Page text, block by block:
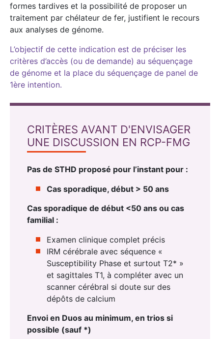
formes tardives et la possibilité de proposer un
traitement par chélateur de fer, justifient le recours
aux analyses de génome.
L’objectif de cette indication est de préciser les
critères d’accès (ou de demande) au séquençage
de génome et la place du séquençage de panel de
1ère intention.
CRITÈRES AVANT D'ENVISAGER
UNE DISCUSSION EN RCP-FMG
Pas de STHD proposé pour l’instant pour :
Cas sporadique, début > 50 ans
Cas sporadique de début <50 ans ou cas
familial :
Examen clinique complet précis
IRM cérébrale avec séquence «
Susceptibility Phase et surtout T2* »
et sagittales T1, à compléter avec un
scanner cérébral si doute sur des
dépôts de calcium
Envoi en Duos au minimum, en trios si
possible (sauf *)